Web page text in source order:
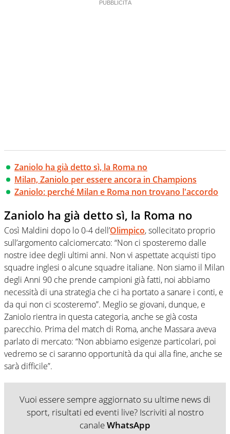
Zaniolo ha già detto sì, la Roma no
Milan, Zaniolo per essere ancora in Champions
Zaniolo: perché Milan e Roma non trovano l'accordo
Zaniolo ha già detto sì, la Roma no
Così Maldini dopo lo 0-4 dell’Olimpico, sollecitato proprio
sull’argomento calciomercato: “Non ci sposteremo dalle
nostre idee degli ultimi anni. Non vi aspettate acquisti tipo
squadre inglesi o alcune squadre italiane. Non siamo il Milan
degli Anni 90 che prende campioni già fatti, noi abbiamo
necessità di una strategia che ci ha portato a sanare i conti, e
da qui non ci scosteremo”. Meglio se giovani, dunque, e
Zaniolo rientra in questa categoria, anche se già costa
parecchio. Prima del match di Roma, anche Massara aveva
parlato di mercato: “Non abbiamo esigenze particolari, poi
vedremo se ci saranno opportunità da qui alla fine, anche se
sarà difficile”.
Vuoi essere sempre aggiornato su ultime news di
sport, risultati ed eventi live? Iscriviti al nostro
canaleWhatsApp